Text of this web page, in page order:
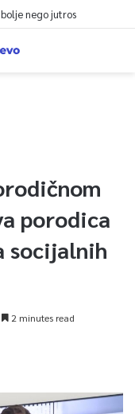
nego jutros
porodica
socijalnih
2 minutes read